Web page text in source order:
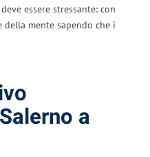
essere stressante: con
della mente sapendo che i
a